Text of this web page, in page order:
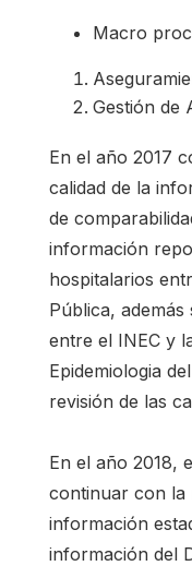
Macro
Gestión de
En el año 2017
calidad de la
de
información
hospitalarios
Pública,
entre el INEC y
Epidemiologia
revisión de las
En el año 2018,
continuar con la
información
información del